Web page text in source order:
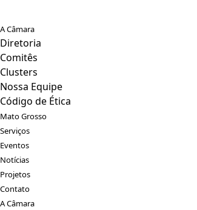
A Câmara
Diretoria
Comitês
Clusters
Nossa Equipe
Código de Ética
Mato Grosso
Serviços
Eventos
Notícias
Projetos
Contato
A Câmara